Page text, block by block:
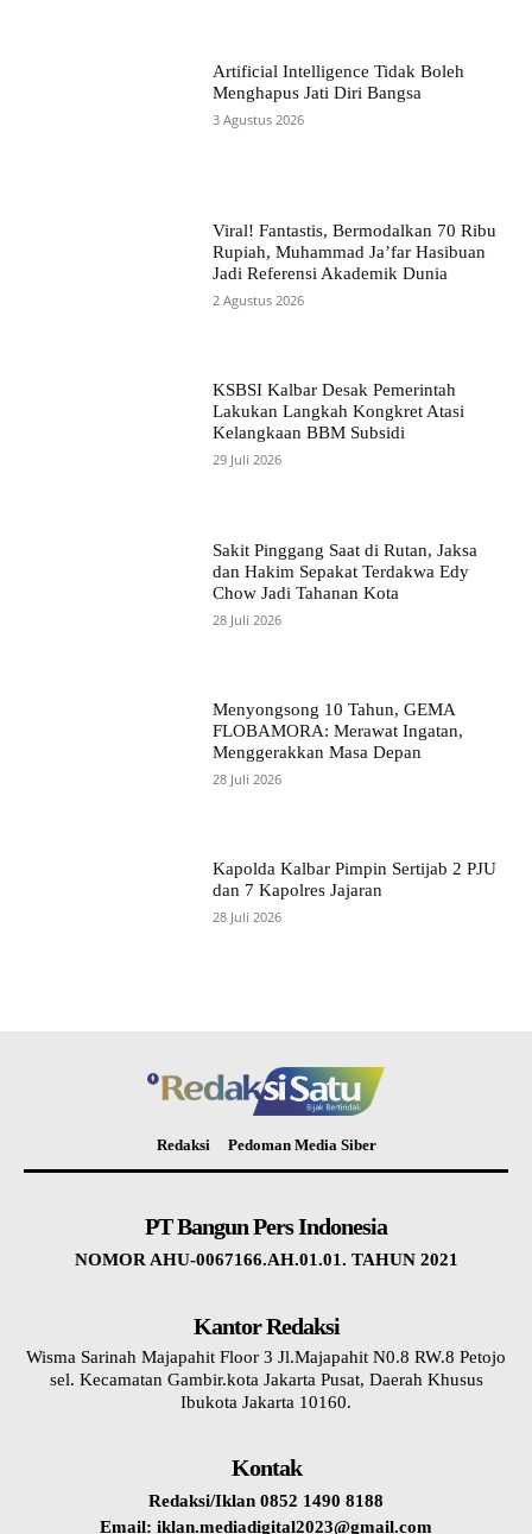
Artificial Intelligence Tidak Boleh
Menghapus Jati Diri Bangsa
3 Agustus 2026
Viral! Fantastis, Bermodalkan 70 Ribu
Rupiah, Muhammad Ja’far Hasibuan
Jadi Referensi Akademik Dunia
2 Agustus 2026
KSBSI Kalbar Desak Pemerintah
Lakukan Langkah Kongkret Atasi
Kelangkaan BBM Subsidi
29 Juli 2026
Sakit Pinggang Saat di Rutan, Jaksa
dan Hakim Sepakat Terdakwa Edy
Chow Jadi Tahanan Kota
28 Juli 2026
Menyongsong 10 Tahun, GEMA
FLOBAMORA: Merawat Ingatan,
Menggerakkan Masa Depan
28 Juli 2026
Kapolda Kalbar Pimpin Sertijab 2 PJU
dan 7 Kapolres Jajaran
28 Juli 2026
Redaksi Pedoman Media Siber
PT Bangun Pers Indonesia
NOMOR AHU-0067166.AH.01.01. TAHUN 2021
Kantor Redaksi
Wisma Sarinah Majapahit Floor 3 Jl.Majapahit N0.8 RW.8 Petojo
sel. Kecamatan Gambir.kota Jakarta Pusat, Daerah Khusus
Ibukota Jakarta 10160.
Kontak
Redaksi/Iklan 0852 1490 8188
Email: iklan.mediadigital2023@gmail.com